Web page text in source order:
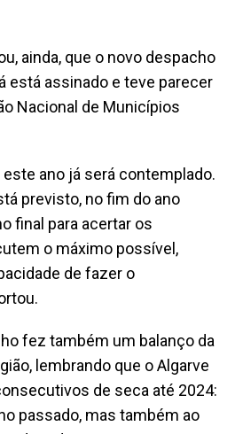
ainda, que o novo despacho
está assinado e teve parecer
Nacional de Municípios
ano já será contemplado.
previsto, no fim do ano
final para acertar os
o máximo possível,
de fazer o
fez também um balanço da
lembrando que o Algarve
de seca até 2024:
passado, mas também ao